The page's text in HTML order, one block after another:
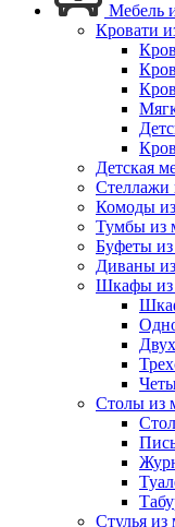
Мебель
Кровати
Детская
Стеллажи
Комоды
Тумбы из
Буфеты
Диваны
Шкафы из
Столы из
Стулья из